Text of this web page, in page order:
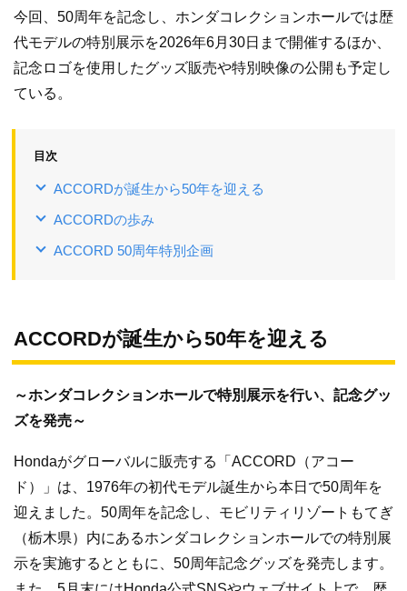
今回、50周年を記念し、ホンダコレクションホールでは歴
代モデルの特別展示を2026年6月30日まで開催するほか、
記念ロゴを使用したグッズ販売や特別映像の公開も予定し
ている。
目次
ACCORDが誕生から50年を迎える
ACCORDの歩み
ACCORD 50周年特別企画
ACCORDが誕生から50年を迎える
～ホンダコレクションホールで特別展示を行い、記念グッ
ズを発売～
Hondaがグローバルに販売する「ACCORD（アコー
ド）」は、1976年の初代モデル誕生から本日で50周年を
迎えました。50周年を記念し、モビリティリゾートもてぎ
（栃木県）内にあるホンダコレクションホールでの特別展
示を実施するとともに、50周年記念グッズを発売します。